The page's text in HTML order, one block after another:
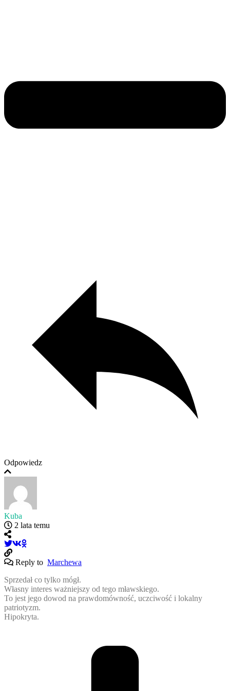
Odpowiedz
Kuba
2 lata temu
Reply to Marchewa
Sprzedał co tylko mógł.
Własny interes ważniejszy od tego mławskiego.
To jest jego dowod na prawdomówność, uczciwość i lokalny
patriotyzm.
Hipokryta.